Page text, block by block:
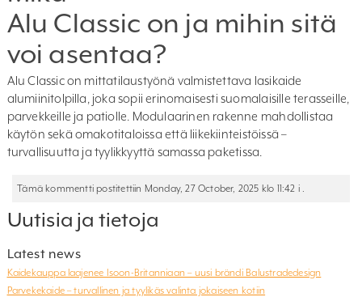
Alu Classic on ja mihin sitä
voi asentaa?
Alu Classic on mittatilaustyönä valmistettava lasikaide
alumiinitolpilla, joka sopii erinomaisesti suomalaisille terasseille,
parvekkeille ja patiolle. Modulaarinen rakenne mahdollistaa
käytön sekä omakotitaloissa että liikekiinteistöissä –
turvallisuutta ja tyylikkyyttä samassa paketissa.
Tämä kommentti postitettiin Monday, 27 October, 2025 klo 11:42 i .
Uutisia ja tietoja
Latest news
Kaidekauppa laajenee Isoon-Britanniaan – uusi brändi Balustradedesign
Parvekekaide – turvallinen ja tyylikäs valinta jokaiseen kotiin